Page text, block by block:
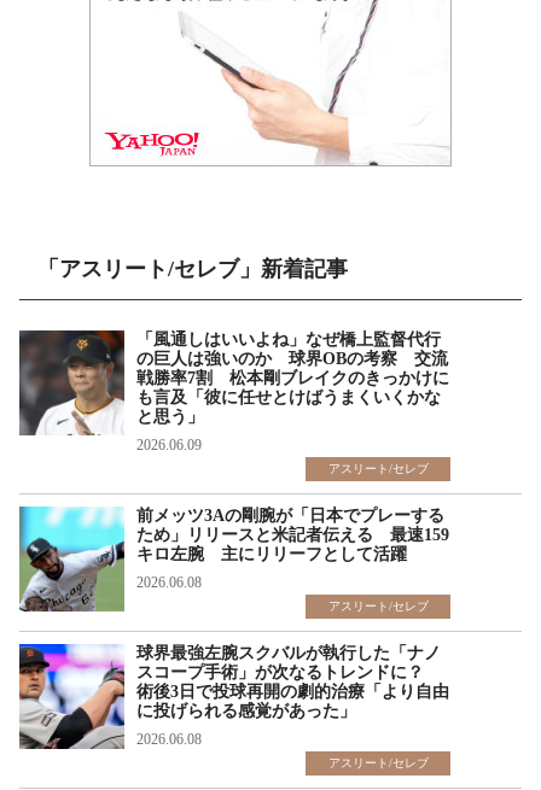
「アスリート/セレブ」新着記事
「風通しはいいよね」なぜ橋上監督代行
の巨人は強いのか 球界OBの考察 交流
戦勝率7割 松本剛ブレイクのきっかけに
も言及「彼に任せとけばうまくいくかな
と思う」
2026.06.09
アスリート/セレブ
前メッツ3Aの剛腕が「日本でプレーする
ため」リリースと米記者伝える 最速159
キロ左腕 主にリリーフとして活躍
2026.06.08
アスリート/セレブ
球界最強左腕スクバルが執行した「ナノ
スコープ手術」が次なるトレンドに？
術後3日で投球再開の劇的治療「より自由
に投げられる感覚があった」
2026.06.08
アスリート/セレブ